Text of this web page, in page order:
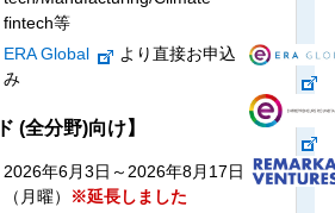
fintech等
ERA Global
より直接お申込
み
(全分野)向け】
2026年6月3日～2026年8月17日
（月曜）
※延長しました